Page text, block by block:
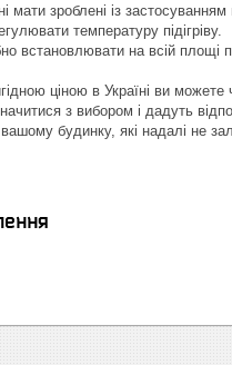
мати зроблені із
температуру підігріву.
встановлювати на всій
ціною в Україні ви
з вибором і дадуть
будинку, які надалі не